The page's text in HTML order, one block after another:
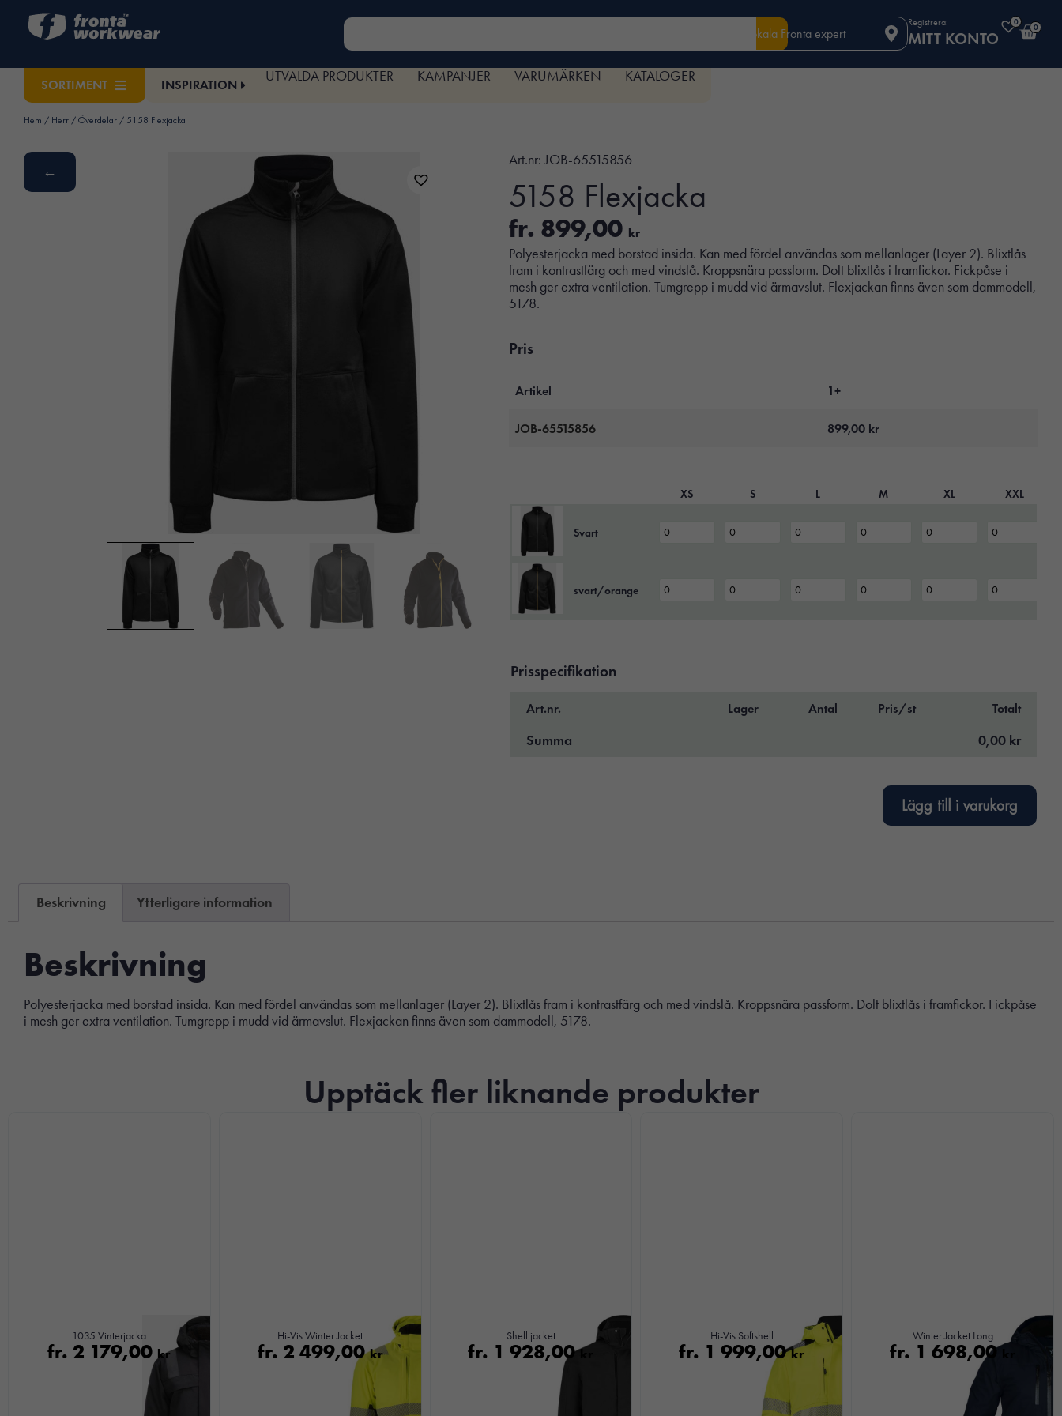
Din lokala Fronta expert
Registrera:
MITT KONTO
0
0
SORTIMENT INSPIRATION
UTVALDA PRODUKTER KAMPANJER VARUMÄRKEN KATALOGER
Hem / Herr / Överdelar / 5158 Flexjacka
←
Art.nr:JOB-65515856
5158 Flexjacka
fr. 899,00 kr
Polyesterjacka med borstad insida. Kan med fördel användas som mellanlager (Layer 2). Blixtlås
fram i kontrastfärg och med vindslå. Kroppsnära passform. Dolt blixtlås i framfickor. Fickpåse i
mesh ger extra ventilation. Tumgrepp i mudd vid ärmavslut. Flexjackan finns även som dammodell,
5178.
Pris
Artikel 1+
JOB-65515856 899,00 kr
XS S L M XL XXL
Svart
svart/orange
Prisspecifikation
Art.nr. Lager Antal Pris/st Totalt
Summa 0,00 kr
Lägg till i varukorg
Beskrivning Ytterligare information
Beskrivning
Polyesterjacka med borstad insida. Kan med fördel användas som mellanlager (Layer 2). Blixtlås fram i kontrastfärg och med vindslå. Kroppsnära passform. Dolt blixtlås i framfickor. Fickpåse
i mesh ger extra ventilation. Tumgrepp i mudd vid ärmavslut. Flexjackan finns även som dammodell, 5178.
Upptäck fler liknande produkter
1035 Vinterjacka
fr. 2 179,00 kr
Hi-Vis Winter Jacket
fr. 2 499,00kr
Shell jacket
fr. 1 928,00kr
Hi-Vis Softshell
fr. 1 999,00kr
Winter Jacket Long
fr. 1 698,00
går inte att
välja bort. De
behövs för att
hemsidan
över huvud
taget ska